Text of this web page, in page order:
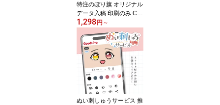
特注のぼり旗 オリジナル
データ入稿 印刷のみ Ca
nva対応 1枚から制作 60
×180cm 自作デザイン 自
分で作る オーダーメイド
名入れ 販促 イベント 店
舗 のぼり
1,298円 ～
ぬい刺しゅうサービス 推